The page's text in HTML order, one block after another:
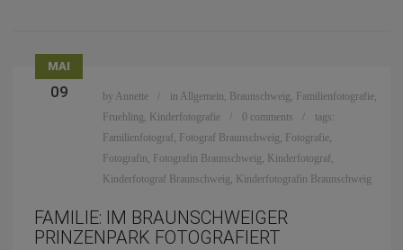
MAI
09 by Annette in Allgemein, Braunschweig, Familienfotografie,
Fruehling, Kinderfotografie 0 comments
tags:
Familienfotograf, Fotograf Braunschweig, Fotografie,
Fotografin, Fotografin Braunschweig, Kinderfotograf,
Kinderfotograf Braunschweig, Kinderfotografin Braunschweig
FAMILIE: IM BRAUNSCHWEIGER
PRINZENPARK FOTOGRAFIERT